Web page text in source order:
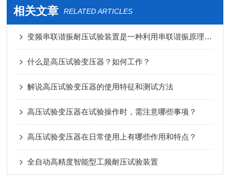
相关文章 RELATED ARTICLES
变频串联谐振耐压试验装置是一种利用串联谐振原理进行高电压、大电流试验的设备
什么是高压试验变压器？如何工作？
解说高压试验变压器的使用特征和测试方法
高压试验变压器在试验操作时，需注意哪些事项？
高压试验变压器在日常使用上有哪些作用和特点？
全自动高精度智能型工频耐压试验装置